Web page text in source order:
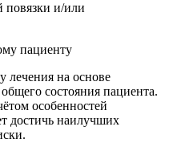
повязки и/или
пациенту
лечения на основе
состояния пациента.
особенностей
достичь наилучших